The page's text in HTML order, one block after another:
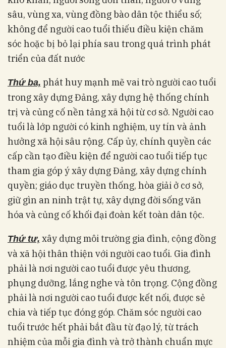
sâu, vùng xa, vùng đồng bào dân tộc thiểu số;
không để người cao tuổi thiếu điều kiện chăm
sóc hoặc bị bỏ lại phía sau trong quá trình phát
triển của đất nước
Thứ ba, phát huy mạnh mẽ vai trò người cao tuổi
trong xây dựng Đảng, xây dựng hệ thống chính
trị và củng cố nền tảng xã hội từ cơ sở. Người cao
tuổi là lớp người có kinh nghiệm, uy tín và ảnh
hưởng xã hội sâu rộng. Cấp ủy, chính quyền các
cấp cần tạo điều kiện để người cao tuổi tiếp tục
tham gia góp ý xây dựng Đảng, xây dựng chính
quyền; giáo dục truyền thống, hòa giải ở cơ sở,
giữ gìn an ninh trật tự, xây dựng đời sống văn
hóa và củng cố khối đại đoàn kết toàn dân tộc.
Thứ tư, xây dựng môi trường gia đình, cộng đồng
và xã hội thân thiện với người cao tuổi. Gia đình
phải là nơi người cao tuổi được yêu thương,
phụng dưỡng, lắng nghe và tôn trọng. Cộng đồng
phải là nơi người cao tuổi được kết nối, được sẻ
chia và tiếp tục đóng góp. Chăm sóc người cao
tuổi trước hết phải bắt đầu từ đạo lý, từ trách
nhiệm của mỗi gia đình và trở thành chuẩn mực